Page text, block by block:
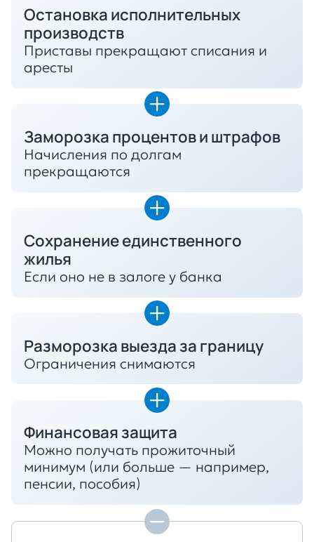
Остановка исполнительных
производств
Приставы прекращают списания и
аресты
Заморозка процентов и штрафов
Начисления по долгам
прекращаются
Сохранение единственного
жилья
Если оно не в залоге у банка
Разморозка выезда за границу
Ограничения снимаются
Финансовая защита
Можно получать прожиточный
минимум (или больше — например,
пенсии, пособия)